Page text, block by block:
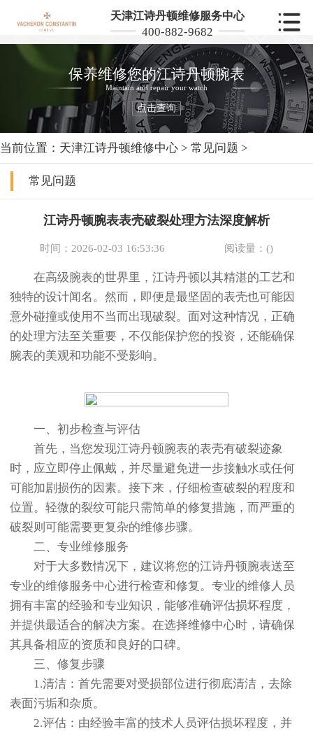
天津江诗丹顿维修服务中心
400-882-9682
保养维修您的江诗丹顿腕表
Maintain and repair your watch
点击查询
当前位置： 天津江诗丹顿维修中心 > 常见问题 >
常见问题
江诗丹顿腕表表壳破裂处理方法深度解析
时间：2026-02-03 16:53:36 阅读量：()
在高级腕表的世界里，江诗丹顿以其精湛的工艺和
独特的设计闻名。然而，即便是最坚固的表壳也可能因
意外碰撞或使用不当而出现破裂。面对这种情况，正确
的处理方法至关重要，不仅能保护您的投资，还能确保
腕表的美观和功能不受影响。
一、初步检查与评估
首先，当您发现江诗丹顿腕表的表壳有破裂迹象
时，应立即停止佩戴，并尽量避免进一步接触水或任何
可能加剧损伤的因素。接下来，仔细检查破裂的程度和
位置。轻微的裂纹可能只需简单的修复措施，而严重的
破裂则可能需要更复杂的维修步骤。
二、专业维修服务
对于大多数情况下，建议将您的江诗丹顿腕表送至
专业的维修服务中心进行检查和修复。专业的维修人员
拥有丰富的经验和专业知识，能够准确评估损坏程度，
并提供最适合的解决方案。在选择维修中心时，请确保
其具备相应的资质和良好的口碑。
三、修复步骤
1.清洁：首先需要对受损部位进行彻底清洁，去除
表面污垢和杂质。
2.评估：由经验丰富的技术人员评估损坏程度，并